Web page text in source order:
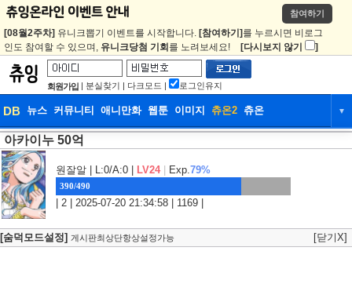
참여하기
[08월2주차] 유니크뽑기 이벤트를 시작합니다. [참여하기] 를 누르시면 비로그
인도 참여할 수 있으며, 유니크당첨 기회 를 노려보세요! [다시보지 않기 ]
회원가입 | 분실찾기 | 다크모드 | 로그인유지
DB 뉴스 커뮤니티 애니만화 웹툰 이미지 츄온2 츄온 ▼
DB
웹툰 이미지 츄온2
아카이누 50억
원잘알 | L:0/A:0 | LV24 Exp.79%
390/490
| 2 | 2025-07-20 21:34:58 | 1169 |
[숨덕모드설정] 게시판최상단항상설정가능 [닫기X]